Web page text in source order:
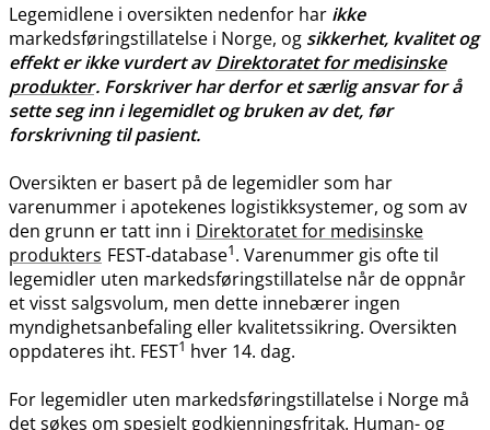
Legemidlene i oversikten nedenfor har ikke
markedsføringstillatelse i Norge, og sikkerhet, kvalitet og
effekt er ikke vurdert avDirektoratet for medisinske
produkter. Forskriver har derfor et særlig ansvar for å
sette seg inn i legemidlet og bruken av det, før
forskrivning til pasient.
Oversikten er basert på de legemidler som har
varenummer i apotekenes logistikksystemer, og som av
den grunn er tatt inn i Direktoratet for medisinske
produkters FEST-database1. Varenummer gis ofte til
legemidler uten markedsføringstillatelse når de oppnår
et visst salgsvolum, men dette innebærer ingen
myndighetsanbefaling eller kvalitetssikring. Oversikten
oppdateres iht. FEST1 hver 14. dag.
For legemidler uten markedsføringstillatelse i Norge må
det søkes om spesielt godkjenningsfritak. Human- og